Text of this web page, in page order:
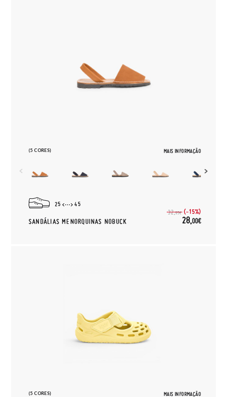
(5 CORES) MAIS INFORMAÇÃO
25 45
SANDÁLIAS MENORQUINAS NOBUCK
32,95€ (-15%)
28,00€
(5 CORES) MAIS INFORMAÇÃO